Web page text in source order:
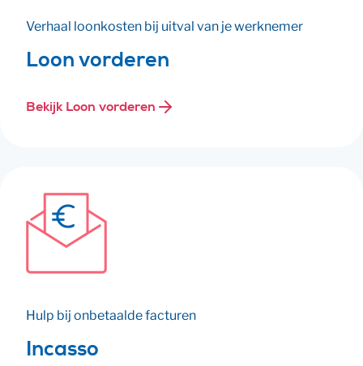
Verhaal loonkosten bij uitval van je werknemer
Loon vorderen
Bekijk Loon vorderen
Hulp bij onbetaalde facturen
Incasso